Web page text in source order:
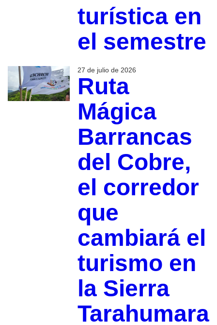
turística en
el semestre
27 de julio de 2026
Ruta
Mágica
Barrancas
del Cobre,
el corredor
que
cambiará el
turismo en
la Sierra
Tarahumara